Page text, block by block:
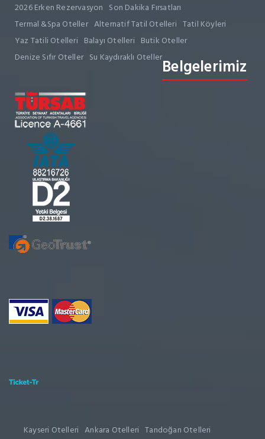
2026 Erken Rezervasyon Son Dakika Fırsatları
Termal &Spa Oteller Alternatif Tatil Otelleri Tatil Köyleri
Yaz Tatili Otelleri Balayı Otelleri Butik Oteller
Denize Sıfır Oteller Su Kaydıraklı OtellerBelgelerimiz
Kayseri Otelleri Ankara Otelleri Tandoğan Otelleri